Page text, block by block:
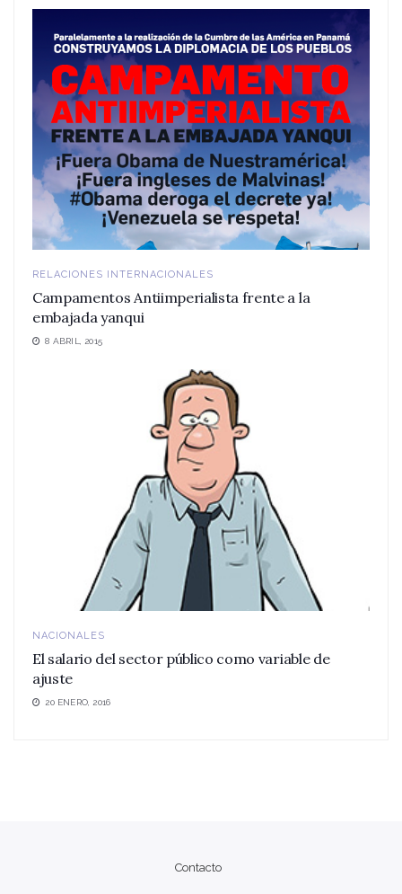
RELACIONES INTERNACIONALES
Campamentos Antiimperialista frente a la
embajada yanqui
8 ABRIL, 2015
NACIONALES
El salario del sector público como variable de
ajuste
20 ENERO, 2016
Contacto